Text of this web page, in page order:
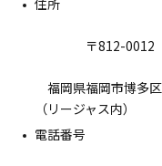
〒
福岡県福岡市博多
（リージャス内）
電